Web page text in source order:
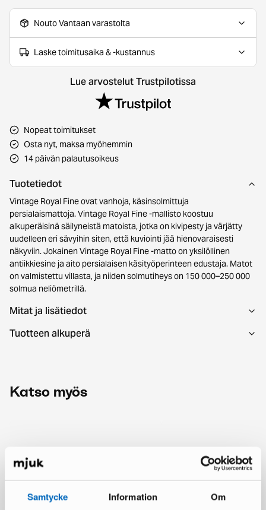
Samtycke Information Om
Nouto Vantaan varastolta
Laske toimitusaika & -kustannus
Lue arvostelut Trustpilotissa
Nopeat toimitukset
Osta nyt, maksa myöhemmin
14 päivän palautusoikeus
Tuotetiedot
Vintage Royal Fine ovat vanhoja, käsinsolmittuja
persialaismattoja. Vintage Royal Fine -mallisto koostuu
alkuperäisinä säilyneistä matoista, jotka on kivipesty ja värjätty
uudelleen eri sävyihin siten, että kuviointi jää hienovaraisesti
näkyviin. Jokainen Vintage Royal Fine -matto on yksilöllinen
antiikkiesine ja aito persialaisen käsityöperinteen edustaja. Matot
on valmistettu villasta, ja niiden solmutiheys on 150 000–250 000
solmua neliömetrillä.
Mitat ja lisätiedot
Tuotteen alkuperä
Katso myös